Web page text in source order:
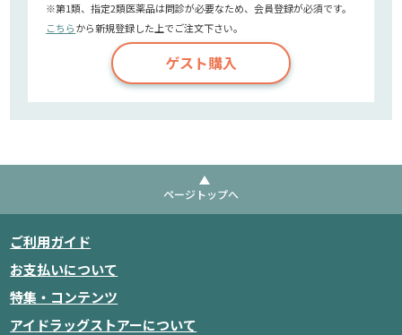
※第1類、指定2類医薬品は問診が必要なため、会員登録が必須です。
こちらから新規登録した上でご注文下さい。
ゲスト購入
ページトップへ
ご利用ガイド
お支払いについて
特集・コンテンツ
アイドラッグストアーについて